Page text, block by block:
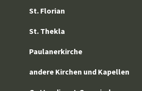
St. Florian
St. Thekla
Paulanerkirche
andere Kirchen und Kapellen